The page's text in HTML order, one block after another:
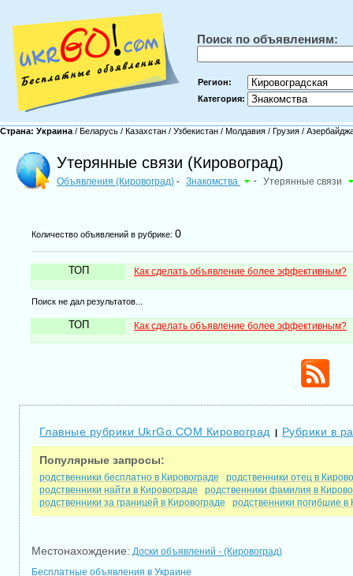
Поиск по объявлениям:
Регион:
Категория:
Страна: Украина / Беларусь / Казахстан / Узбекистан / Молдавия / Грузия /
Утерянные связи (Кировоград)
Объявления (Кировоград) - Знакомства - Утерянные связи
Количество объявлений в рубрике: 0
ТОП Как сделать объявление более эффективным?
Поиск не дал результатов...
ТОП Как сделать объявление более эффективным?
Главные рубрики UkrGo.COM Кировоград | Рубрики в
Популярные запросы:
родственники бесплатно в Кировограде
родственники отец в
родственники найти в Кировограде
родственники фамилия в
родственники за границей в Кировограде
родственники погибшие в
Местонахождение: Доски объявлений - (Кировоград)
Бесплатные объявления в Украине